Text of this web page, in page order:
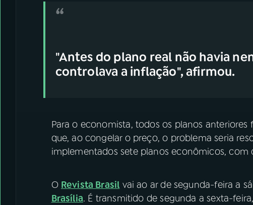
"Antes do plano real não havia
controlava a inflação", afirmou.
Para o economista, todos os planos
que, ao congelar o preço, o problema seria
implementados sete planos econômicos, com
O Revista Brasil vai ao ar de segunda-feira a
Brasília. É transmitido de segunda a sexta-